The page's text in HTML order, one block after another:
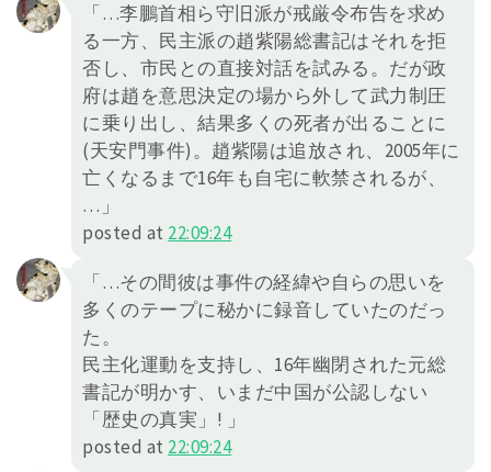
「…李鵬首相ら守旧派が戒厳令布告を求め
る一方、民主派の趙紫陽総書記はそれを拒
否し、市民との直接対話を試みる。だが政
府は趙を意思決定の場から外して武力制圧
に乗り出し、結果多くの死者が出ることに
(天安門事件)。趙紫陽は追放され、2005年に
亡くなるまで16年も自宅に軟禁されるが、
…」
posted at 22:09:24
「…その間彼は事件の経緯や自らの思いを
多くのテープに秘かに録音していたのだっ
た。
民主化運動を支持し、16年幽閉された元総
書記が明かす、いまだ中国が公認しない
「歴史の真実」! 」
posted at 22:09:24